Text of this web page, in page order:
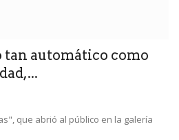
tan automático como
que abrió al público en la galería